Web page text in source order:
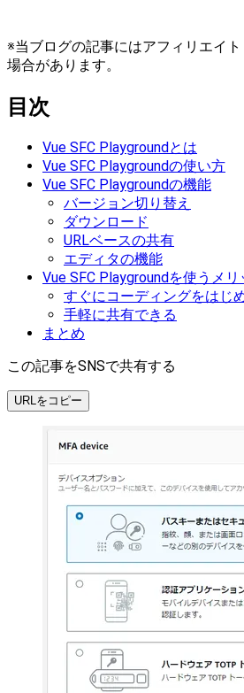
※当ブログの記事にはアフィリエイ
場合があります。
目次
Vue SFC Playgroundとは
Vue SFC Playgroundの使い方
Vue SFC Playgroundの機能
バージョン切り替え
ダウンロード
URLベースの共有
エディタの機能
Vue SFC Playgroundを使うメリ
すぐにコーディングをはじ
手軽に共有できる
まとめ
この記事をSNSで共有する
URLをコピー